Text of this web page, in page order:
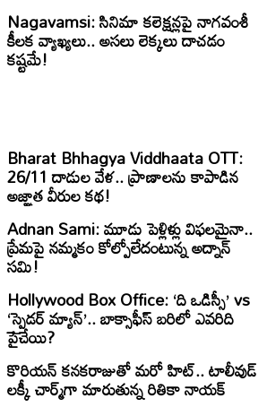
Nagavamsi: సినిమా కలెక్షన్లపై నాగవంశీ
కీలక వ్యాఖ్యలు.. అసలు లెక్కలు దాచడం
కష్టమే!
Bharat Bhhagya Viddhaata OTT:
26/11 దాడుల వేళ.. ప్రాణాలను కాపాడిన
అజ్ఞాత వీరుల కథ!
Adnan Sami: మూడు పెళ్లిళ్లు విఫలమైనా..
ప్రేమపై నమ్మకం కోల్పోలేదంటున్న అద్నాన్
సమి!
Hollywood Box Office: ‘ది ఒడిస్సీ’ vs
‘స్పైడర్ మ్యాన్’.. బాక్సాఫీస్ బరిలో ఎవరిది
పైచేయి?
కొరియన్ కనకరాజుతో మరో హిట్.. టాలీవుడ్
లక్కీ చార్మ్‌గా మారుతున్న రితికా నాయక్